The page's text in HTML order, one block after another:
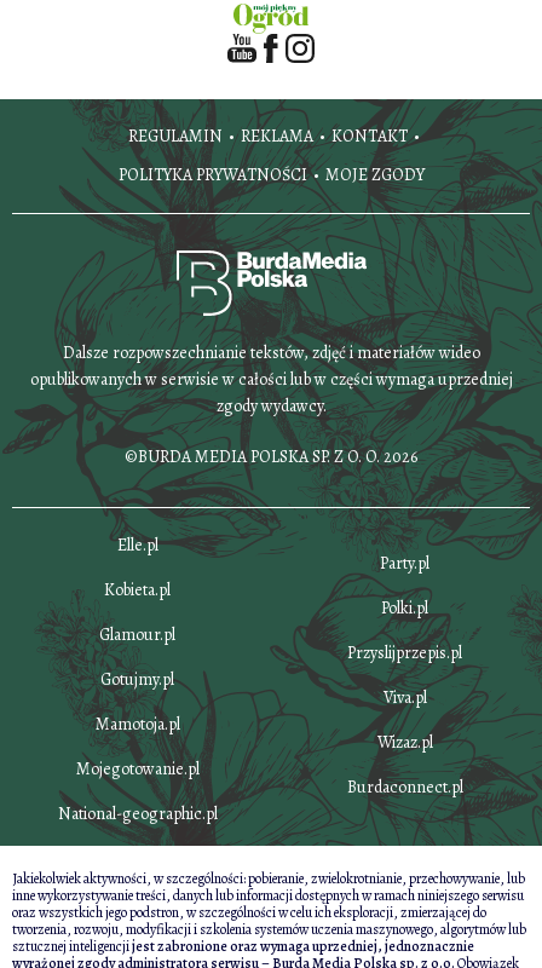
REGULAMIN REKLAMA
KONTAKT
POLITYKA PRYWATNOŚCI
MOJE ZGODY
Dalsze rozpowszechnianie tekstów, zdjęć i materiałów wideo
opublikowanych w serwisie w całości lub w części wymaga uprzedniej
zgody wydawcy.
©BURDA MEDIA POLSKA SP. Z O. O. 2026
Elle.pl
Kobieta.pl
Glamour.pl
Gotujmy.pl
Mamotoja.pl
Mojegotowanie.pl
National-geographic.pl
Party.pl
Polki.pl
Przyslijprzepis.pl
Viva.pl
Wizaz.pl
Burdaconnect.pl
Jakiekolwiek aktywności, w szczególności: pobieranie, zwielokrotnianie, przechowywanie, lub
inne wykorzystywanie treści, danych lub informacji dostępnych w ramach niniejszego serwisu
oraz wszystkich jego podstron, w szczególności w celu ich eksploracji, zmierzającej do
tworzenia, rozwoju, modyfikacji i szkolenia systemów uczenia maszynowego, algorytmów lub
sztucznej inteligencjijest zabronione oraz wymaga uprzedniej, jednoznacznie
wyrażonej zgody administratora serwisu – Burda Media Polska sp. z o.o.Obowiązek